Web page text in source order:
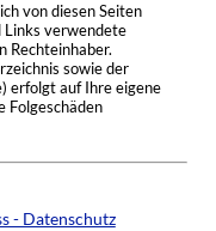
von diesen Seiten
Links verwendete
Rechteinhaber.
sowie der
erfolgt auf Ihre eigene
Folgeschäden
- Datenschutz